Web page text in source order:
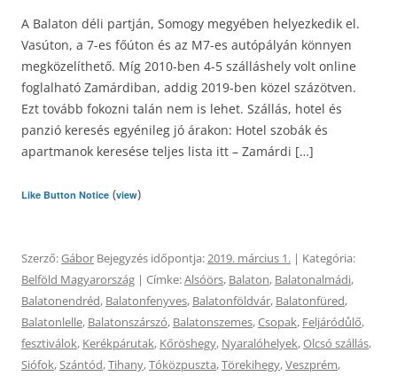
A Balaton déli partján, Somogy megyében helyezkedik el.
Vasúton, a 7-es főúton és az M7-es autópályán könnyen
megközelíthető. Míg 2010-ben 4-5 szálláshely volt online
foglalható Zamárdiban, addig 2019-ben közel százötven.
Ezt tovább fokozni talán nem is lehet. Szállás, hotel és
panzió keresés egyénileg jó árakon: Hotel szobák és
apartmanok keresése teljes lista itt – Zamárdi […]
Like Button Notice (view)
Szerző:Gábor Bejegyzés időpontja:2019. március 1. | Kategória:
Belföld Magyarország | Címke:Alsóörs, Balaton, Balatonalmádi,
Balatonendréd, Balatonfenyves, Balatonföldvár, Balatonfüred,
Balatonlelle, Balatonszárszó, Balatonszemes,Csopak, Feljáródůlő,
fesztiválok, Kerékpárutak, Kőröshegy, Nyaralóhelyek,Olcsó szállás,
Siófok,Szántód,Tihany,Tóközpuszta,Törekihegy,Veszprém,